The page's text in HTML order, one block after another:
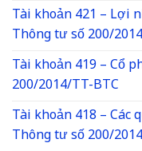
Tài khoản 421 – Lợi
Thông tư số 200/
Tài khoản 419 – Cổ
200/2014/TT-BTC
Tài khoản 418 – Các
Thông tư số 200/